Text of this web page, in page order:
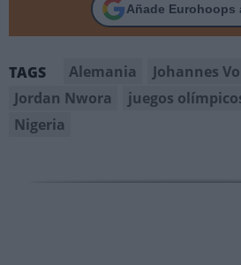
Añade Eurohoops
TAGS Alemania
Johannes
Jordan Nwora
juegos
Nigeria